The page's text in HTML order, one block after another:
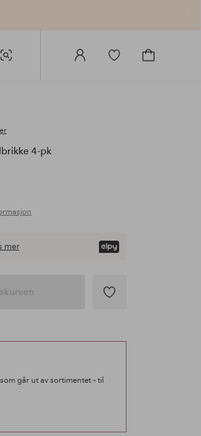
Bildesøk
Logg
Gå
Gå
4-pk
mer
går ut av sortimentet – til